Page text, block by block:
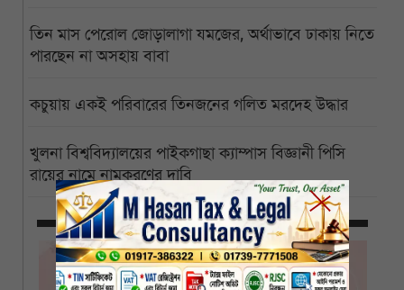
তিন মাস পেরোল জোড়ালাগা যমজের, অর্থাভাবে ঢাকায় নিতে
পারছেন না অসহায় বাবা
কচুয়ায় একই পরিবারের তিনজনের গলিত মরদেহ উদ্ধার
খুলনা বিশ্ববিদ্যালয়ের পাইকগাছা ক্যাম্পাস বিজ্ঞানী পিসি
রায়ের নামে নামকরণের দাবি